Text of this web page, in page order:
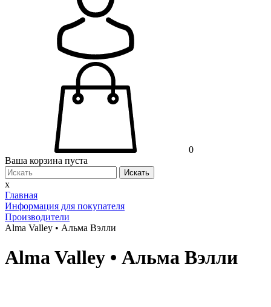
0
Ваша корзина пуста
Искать
x
Главная
Информация для покупателя
Производители
Alma Valley • Альма Вэлли
Alma Valley • Альма Вэлли